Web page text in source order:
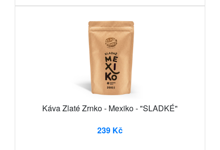
Káva Zlaté Zrnko - Mexiko - "SLADKÉ"
239 Kč